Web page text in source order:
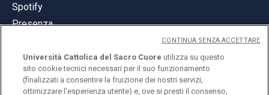
Spotify
Presenza
Università Cattolica del Sacro Cuore utilizza su questo
sito cookie tecnici necessari per il suo funzionamento
(finalizzati a consentire la fruizione dei nostri servizi,
ottimizzare l'esperienza utente) e, ove si presti il consenso,
CONTINUA SENZA ACCETTARE